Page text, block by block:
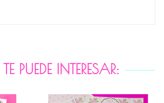
PUEDE INTERESAR: